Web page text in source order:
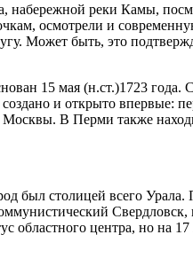
набережной реки Камы,
осмотрели и
Может быть, это
15 мая (н.ст.)1723 года.
и открыто впервые:
Москвы. В Перми также
был столицей всего Урала.
Свердловск,
областного центра, но на 17